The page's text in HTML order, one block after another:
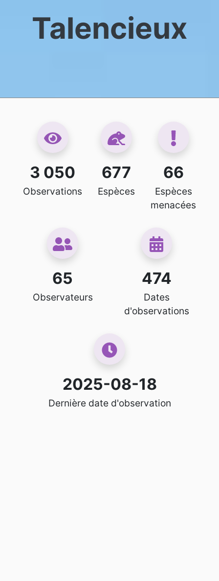
Talencieux
3 050
Observations
677
Espèces
66
Espèces
menacées
65
Observateurs
474
Dates
d'observations
2025-08-18
Dernière date d'observation